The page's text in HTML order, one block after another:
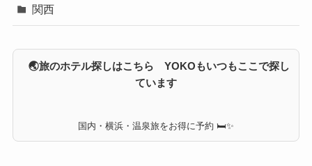
関西
🌏旅のホテル探しはこちら YOKOもいつもここで探し
ています